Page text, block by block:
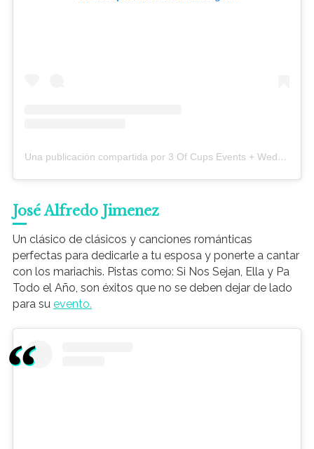
Una publicación compartida por 3 Of Cups Events + Weddings (@3ofcupsevents)
José Alfredo Jimenez
Un clásico de clásicos y canciones románticas
perfectas para dedicarle a tu esposa y ponerte a cantar
con los mariachis. Pistas como: Si Nos Sejan, Ella y Pa
Todo el Año, son éxitos que no se deben dejar de lado
para su evento.